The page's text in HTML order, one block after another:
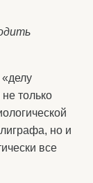
только
но и
все